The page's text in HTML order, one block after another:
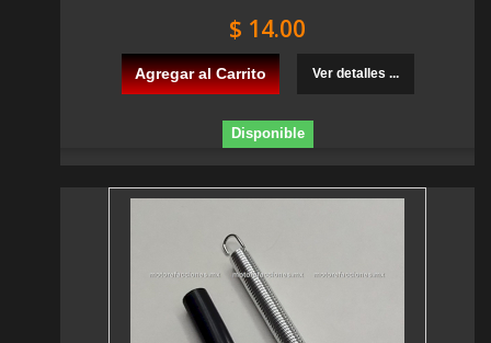
$ 14.00
Agregar al Carrito Ver detalles ...
Disponible